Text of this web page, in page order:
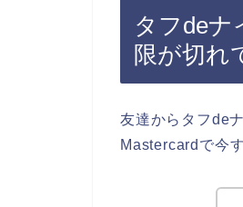
タフdeナ
限が切れ
友達からタフde
Mastercardで今